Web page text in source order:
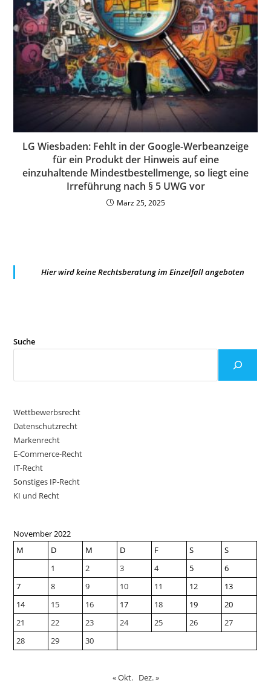
LG Wiesbaden: Fehlt in der Google-Werbeanzeige
für ein Produkt der Hinweis auf eine
einzuhaltende Mindestbestellmenge, so liegt eine
Irreführung nach § 5 UWG vor
März 25, 2025
Hier wird keine Rechtsberatung im Einzelfall angeboten
Suche
Wettbewerbsrecht
Datenschutzrecht
Markenrecht
E-Commerce-Recht
IT-Recht
Sonstiges IP-Recht
KI und Recht
November 2022
M
D M D F S
S
1
2 3 4 5
6
7
8 9 10 11 12
13
14
15 16 17 18 19
20
21
22 23 24 25 26
27
28
29 30
« Okt. Dez. »